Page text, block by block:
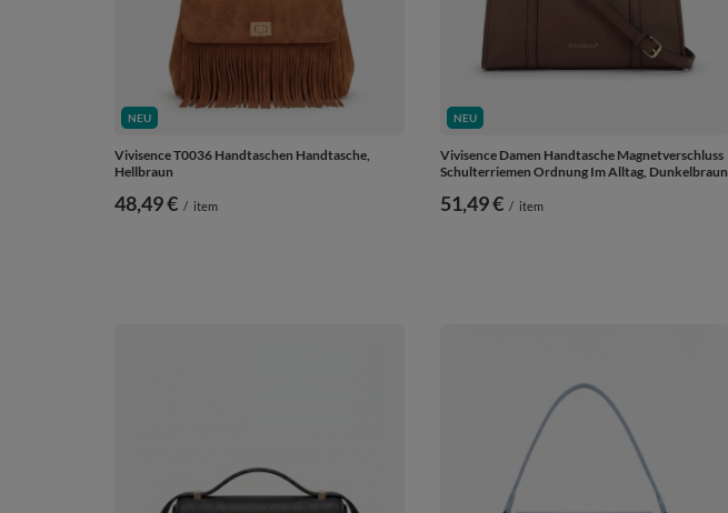
NEU
Vivisence T0036 Handtaschen Handtasche,
Hellbraun
48,49 € / item
NEU
Vivisence Damen Handtasche Magnetverschluss
Schulterriemen Ordnung Im Alltag, Dunkelbraun
51,49 € / item